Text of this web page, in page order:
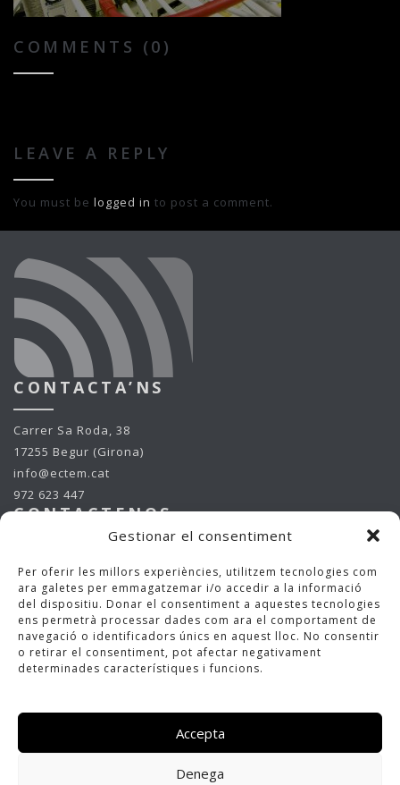
Gestionar el consentiment
Per oferir les millors experiències, utilitzem tecnologies com
ara galetes per emmagatzemar i/o accedir a la informació
del dispositiu. Donar el consentiment a aquestes tecnologies
ens permetrà processar dades com ara el comportament de
navegació o identificadors únics en aquest lloc. No consentir
o retirar el consentiment, pot afectar negativament
determinades característiques i funcions.
Accepta
Denega
COMMENTS (0)
LEAVE A REPLY
You must be logged in to post a comment.
CONTACTA’NS
Carrer Sa Roda, 38
17255 Begur (Girona)
info@ectem.cat
972 623 447
CONTACTENOS
17255 Begur (Girona)
info@ectem.cat
972 623 447
CONTACT US
972 623 447